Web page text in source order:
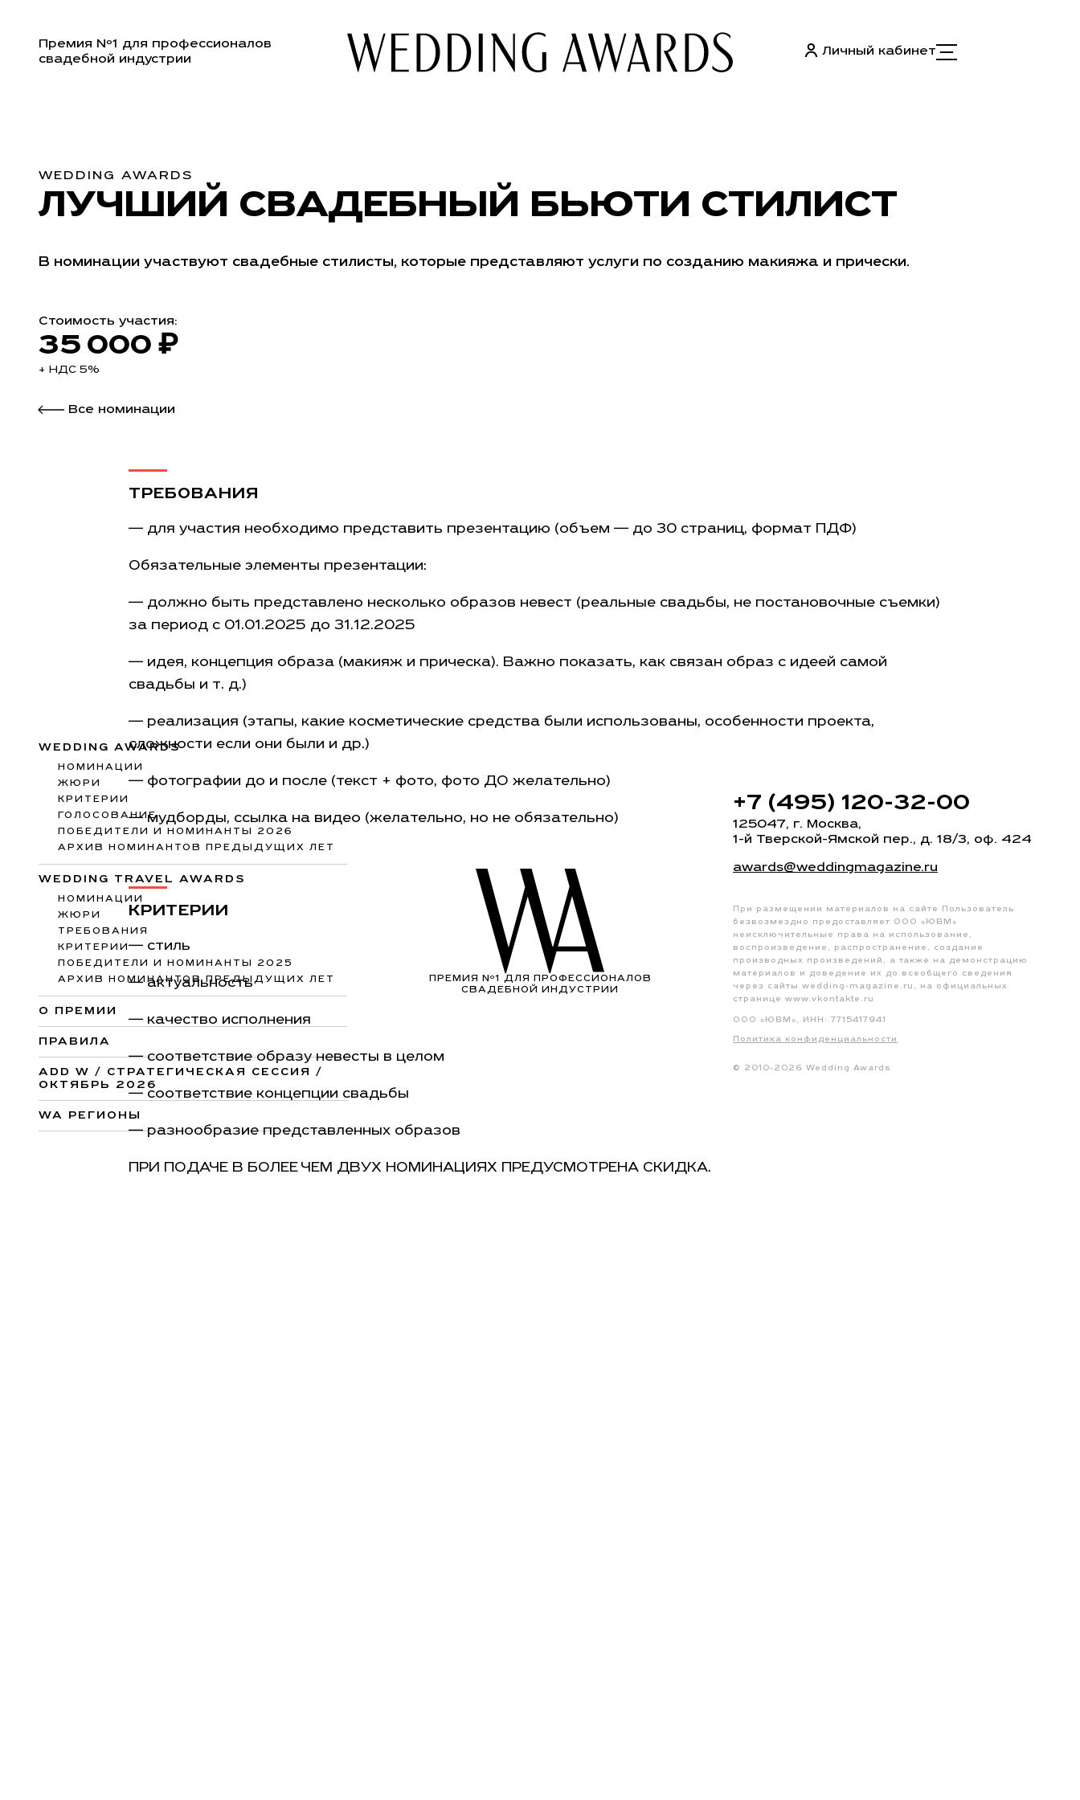
Премия Nº1 для профессионалов
свадебной индустрии
Личный кабинет
WEDDING AWARDS
ЛУЧШИЙ СВАДЕБНЫЙ БЬЮТИ СТИЛИСТ
В номинации участвуют свадебные стилисты, которые представляют услуги по созданию макияжа и прически.
Стоимость участия:
35 000 ₽
+ НДС 5%
Все номинации
ТРЕБОВАНИЯ
— для участия необходимо представить презентацию (объем — до 30 страниц, формат ПДФ)
Обязательные элементы презентации:
— должно быть представлено несколько образов невест (реальные свадьбы, не постановочные съемки)
за период с 01.01.2025 до 31.12.2025
— идея, концепция образа (макияж и прическа). Важно показать, как связан образ с идеей самой
свадьбы и т. д.)
— реализация (этапы, какие косметические средства были использованы, особенности проекта,
сложности если они были и др.)
— фотографии до и после (текст + фото, фото ДО желательно)
— мудборды, ссылка на видео (желательно, но не обязательно)
КРИТЕРИИ
— стиль
— актуальность
— качество исполнения
— соответствие образу невесты в целом
— соответствие концепции свадьбы
— разнообразие представленных образов
ПРИ ПОДАЧЕ В БОЛЕЕ ЧЕМ ДВУХ НОМИНАЦИЯХ ПРЕДУСМОТРЕНА СКИДКА.
WEDDING AWARDS
НОМИНАЦИИ
ЖЮРИ
КРИТЕРИИ
ГОЛОСОВАНИЕ
ПОБЕДИТЕЛИ И НОМИНАНТЫ 2026
АРХИВ НОМИНАНТОВ ПРЕДЫДУЩИХ ЛЕТ
WEDDING TRAVEL AWARDS
НОМИНАЦИИ
ЖЮРИ
ТРЕБОВАНИЯ
КРИТЕРИИ
ПОБЕДИТЕЛИ И НОМИНАНТЫ 2025
АРХИВ НОМИНАНТОВ ПРЕДЫДУЩИХ ЛЕТ
О ПРЕМИИ
ПРАВИЛА
ADD W / СТРАТЕГИЧЕСКАЯ СЕССИЯ /
ОКТЯБРЬ 2026
WA РЕГИОНЫ
ПРЕМИЯ Nº1 ДЛЯ ПРОФЕССИОНАЛОВ
СВАДЕБНОЙ ИНДУСТРИИ
+7 (495) 120-32-00
125047, г. Москва,
1-й Тверской-Ямской пер., д. 18/3, оф. 424
awards@weddingmagazine.ru
При размещении материалов на сайте Пользователь
безвозмездно предоставляет ООО «ЮВМ»
неисключительные права на использование,
воспроизведение, распространение, создание
производных произведений, а также на демонстрацию
материалов и доведение их до всеобщего сведения
через сайты wedding-magazine.ru , на официальных
странице www.vkontakte.ru
ООО «ЮВМ», ИНН: 7715417941
Политика конфиденциальности
© 2010-2026 Wedding Awards